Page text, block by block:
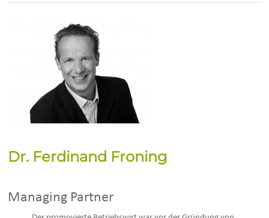
Dr. Ferdinand Froning
Managing Partner